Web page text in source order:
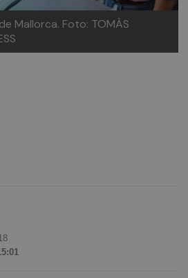
Mallorca. Foto: TOMÀS